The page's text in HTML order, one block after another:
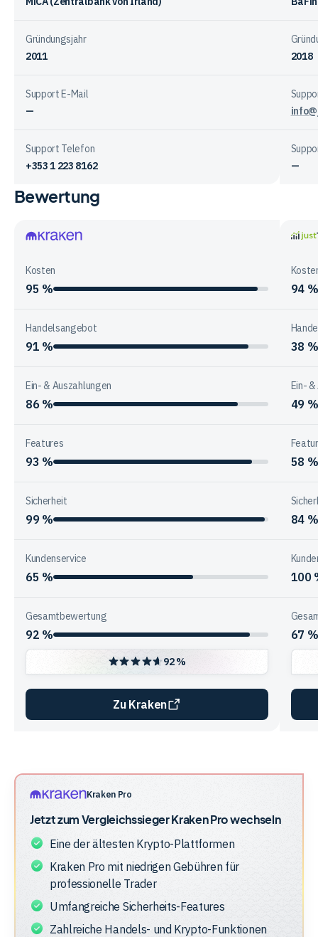
Gründungsjahr
2011
2018
Support E-Mail
—
Support Telefon
+353 1 223 8162
—
Vergleichstabelle
Unternehmensstruktur
der
Bewertung
Kosten
95 % 94 %
Handelsangebot
91 % 38 %
Ein- & Auszahlungen
86 %
Ein-
49 %
Features
93 % 58 %
Sicherheit
99 % 84 %
Kundenservice
65 % 100
Gesamtbewertung
92 %
92 %
Zu Kraken
67 %
Unternehmensstruktur
der
Kraken Pro
Jetzt zum VergleichssiegerKraken Prowechseln
Eine der ältesten Krypto-Plattformen
Kraken Pro mit niedrigen Gebühren für
professionelle Trader
Umfangreiche Sicherheits-Features
Zahlreiche Handels- und Krypto-Funktionen